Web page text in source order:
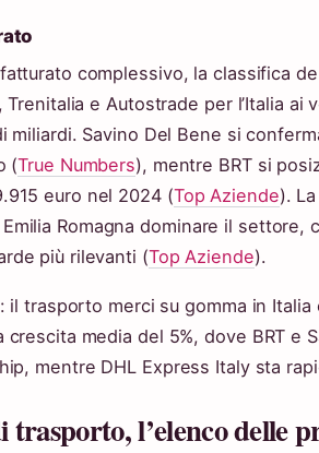
complessivo, la classifica
Trenitalia e Autostrade per l’Italia
miliardi. Savino Del Bene si
(True Numbers), mentre BRT si
euro nel 2024 (Top Aziende).
Romagna dominare il settore,
più rilevanti (Top Aziende).
il trasporto merci su gomma in
crescita media del 5%, dove BRT
mentre DHL Express Italy sta
trasporto, l’elenco delle